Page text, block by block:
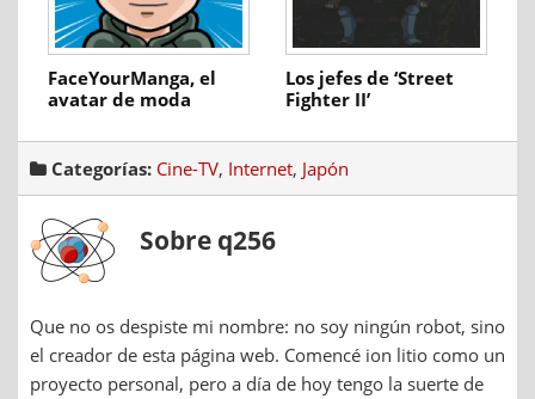
FaceYourManga, el
avatar de moda
Los jefes de ‘Street
Fighter II’
Categorías: Cine-TV, Internet, Japón
Sobre q256
Que no os despiste mi nombre: no soy ningún robot, sino
el creador de esta página web. Comencé ion litio como un
proyecto personal, pero a día de hoy tengo la suerte de